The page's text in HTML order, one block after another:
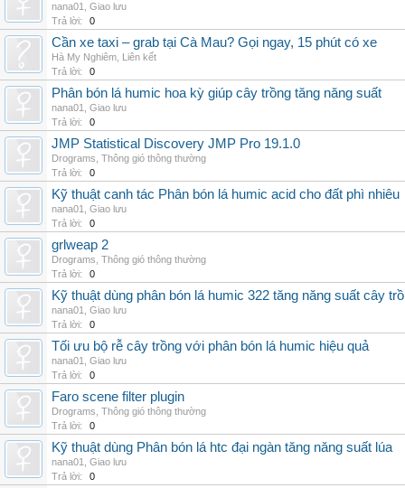
nana01
Giao lưu
Trả lời:
0
Cần xe taxi – grab tại Cà Mau? Gọi ngay, 15 phút có xe
Hà My Nghiêm Liên kết
Trả lời:
0
Phân bón lá humic hoa kỳ giúp cây trồng tăng năng suất
nana01
Giao lưu
Trả lời:
0
JMP Statistical Discovery JMP Pro 19.1.0
Drograms Thông gió thông thường
Trả lời:
0
Kỹ thuật canh tác Phân bón lá humic acid cho đất phì nhiêu
nana01
Giao lưu
Trả lời:
0
grlweap 2
Drograms Thông gió thông thường
Trả lời:
0
Kỹ thuật dùng phân bón lá humic 322 tăng năng suất cây
nana01
Giao lưu
Trả lời:
0
Tối ưu bộ rễ cây trồng với phân bón lá humic hiệu quả
nana01
Giao lưu
Trả lời:
0
Faro scene filter plugin
Drograms Thông gió thông thường
Trả lời:
0
Kỹ thuật dùng Phân bón lá htc đại ngàn tăng năng suất lúa
nana01
Giao lưu
Trả lời:
0